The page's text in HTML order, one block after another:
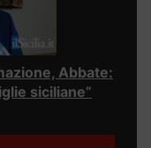
Abbate:
siciliane”